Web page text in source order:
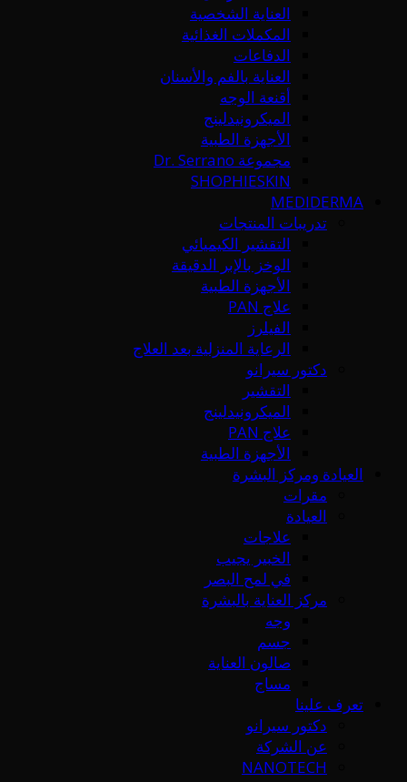
العناية الشخصية
المكملات الغذائية
الدفاعات
العناية بالفم والأسنان
أقنعة الوجه
الميكرونيدلينج
الأجهزة الطبية
مجموعة Dr. Serrano
SHOPHIESKIN
MEDIDERMA
تدريبات المنتجات
التقشير الكيميائي
الوخز بالإبر الدقيقة
الأجهزة الطبية
علاج PAN
الفيلرز
الرعاية المنزلية بعد العلاج
دكتور سيرانو
التقشير
الميكرونيدلينج
علاج PAN
الأجهزة الطبية
العيادة ومركز البشرة
مقرات
العيادة
علاجات
الخبير يجيب
في لمح البصر
مركز العناية بالبشرة
وجه
جسم
صالون العناية
مساج
تعرف علينا
دكتور سيرانو
عن الشركة
NANOTECH